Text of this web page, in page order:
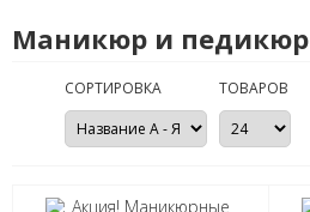
Маникюр и педикюр
СОРТИРОВКА ТОВАРОВ